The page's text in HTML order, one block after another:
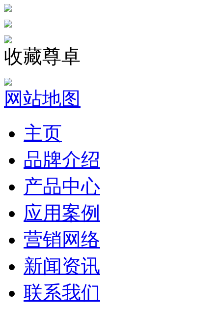
收藏尊卓
网站地图
主页
品牌介绍
产品中心
应用案例
营销网络
新闻资讯
联系我们